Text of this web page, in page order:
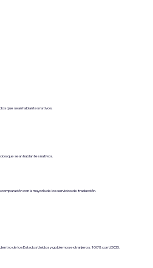
que sean hablantes nativos.
que sean hablantes nativos.
con la mayoría de los servicios de traducción.
de los Estados Unidos y gobiernos extranjeros. 100% con USCIS.